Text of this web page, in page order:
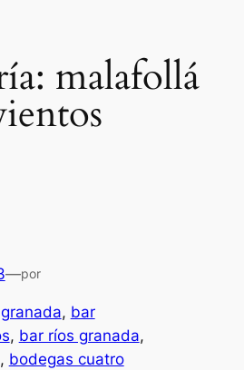
malafollá
—por
, bar
, bar ríos granada
, bodegas cuatro